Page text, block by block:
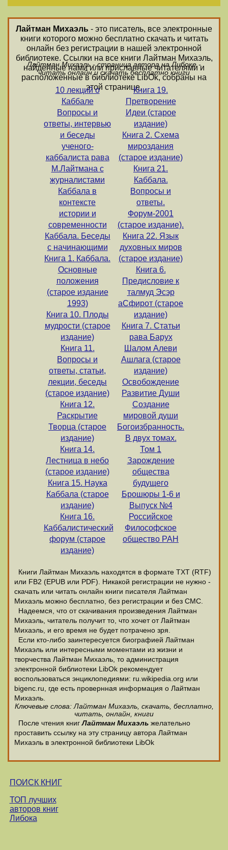
Лайтман Михаэль - это писатель, все электронные
книги которого можно бесплатно скачать и читать
онлайн без регистрации в нашей электронной
библиотеке. Ссылки на все книги Лайтман Михаэль,
найденные нами или присланные читателями и
расположенные в библиотеке LibOk, собраны на
этой странице.
Лайтман Михаэль - страница автора на Либоке -
читать онлайн и скачать бесплатно книги
10 лекций о
Каббале
Вопросы и
ответы, интервью
и беседы
ученого-
каббалиста рава
М.Лайтмана с
журналистами
Каббала в
контексте
истории и
современности
Каббала. Беседы
с начинающими
Книга 1. Каббала.
Основные
положения
(старое издание
1993)
Книга 10. Плоды
мудрости (старое
издание)
Книга 11.
Вопросы и
ответы, статьи,
лекции, беседы
(старое издание)
Книга 12.
Раскрытие
Творца (старое
издание)
Книга 14.
Лестница в небо
(старое издание)
Книга 15. Наука
Каббала (старое
издание)
Книга 16.
Каббалистический
форум (старое
издание)
Книга 19.
Претворение
Идеи (старое
издание)
Книга 2. Схема
мироздания
(старое издание)
Книга 21.
Каббала.
Вопросы и
ответы.
Форум-2001
(старое издание).
Книга 22. Язык
духовных миров
(старое издание)
Книга 6.
Предисловие к
талмуд Эсэр
аСфирот (старое
издание)
Книга 7. Статьи
рава Барух
Шалом Алеви
Ашлага (старое
издание)
Освобождение
Развитие Души
Создание
мировой души
Богоизбранность.
В двух томах.
Том 1
Зарождение
общества
будущего
Брошюры 1-6 и
Выпуск №4
Российское
Философское
общество РАН
Книги Лайтман Михаэль находятся в формате ТХТ (RTF)
или FB2 (EPUB или PDF). Никакой регистрации не нужно -
скачать или читать онлайн книги писателя Лайтман
Михаэль можно бесплатно, без регистрации и без СМС.
Надеемся, что от скачивания произведения Лайтман
Михаэль, читатель получит то, что хочет от Лайтман
Михаэль, и его время не будет потрачено зря.
Если кто-либо заинтересуется биографией Лайтман
Михаэль или интересными моментами из жизни и
творчества Лайтман Михаэль, то администрация
электронной библиотеки LibOk рекомендует
воспользоваться энциклопедиями: ru.wikipedia.org или
bigenc.ru, где есть провернная информация о Лайтман
Михаэль.
Ключевые слова: Лайтман Михаэль, скачать, бесплатно,
читать, онлайн, книги
После чтения книгЛайтман Михаэль желательно
проставить ссылку на эту страницу автора Лайтман
Михаэль в электронной библиотеки LibOk
ПОИСК КНИГ
ТОП лучших
авторов книг
Либока